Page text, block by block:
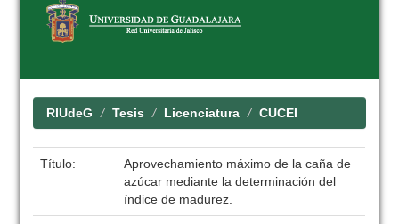
RIUdeG Tesis Licenciatura CUCEI
Título:
Aprovechamiento máximo de la caña de
azúcar mediante la determinación del
índice de madurez.